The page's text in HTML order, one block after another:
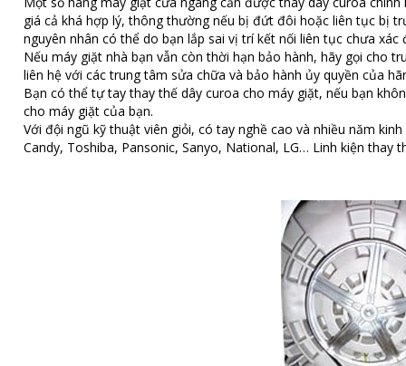
giá cả khá hợp lý, thông thường nếu bị đứt đôi hoặc liên tục bị
nguyên nhân có thể do bạn lắp sai vị trí kết nối liên tục chưa
Nếu máy giặt nhà bạn vẫn còn thời hạn bảo hành, hãy gọi cho
liên hệ với các trung tâm sửa chữa và bảo hành ủy quyền của
Bạn có thể tự tay thay thế dây curoa cho máy giặt, nếu bạn
cho máy giặt của bạn.
Với đội ngũ kỹ thuật viên giỏi, có tay nghề cao và nhiều năm
Candy, Toshiba, Pansonic, Sanyo, National, LG… Linh kiện